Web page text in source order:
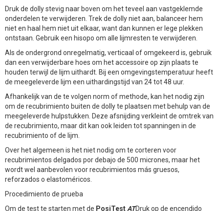
Druk de dolly stevig naar boven om het teveel aan vastgeklemde
onderdelen te verwijderen. Trek de dolly niet aan, balanceer hem
niet en haal hem niet uit elkaar, want dan kunnen er lege plekken
ontstaan. Gebruik een hisopo om alle lijmresten te verwijderen.
Als de ondergrond onregelmatig, verticaal of omgekeerd is, gebruik
dan een verwijderbare hoes om het accessoire op zijn plaats te
houden terwijl de lijm uithardt. Bij een omgevingstemperatuur heeft
de meegeleverde lijm een uithardingstijd van 24 tot 48 uur.
Afhankelijk van de te volgen norm of methode, kan het nodig zijn
om de recubrimiento buiten de dolly te plaatsen met behulp van de
meegeleverde hulpstukken. Deze afsnijding verkleint de omtrek van
de recubrimiento, maar dit kan ook leiden tot spanningen in de
recubrimiento of de lijm.
Over het algemeen is het niet nodig om te corteren voor
recubrimientos delgados por debajo de 500 micrones, maar het
wordt wel aanbevolen voor recubrimientos más gruesos,
reforzados o elastoméricos.
Procedimiento de prueba
Om de test te starten met de PosiTest ATDruk op de encendido